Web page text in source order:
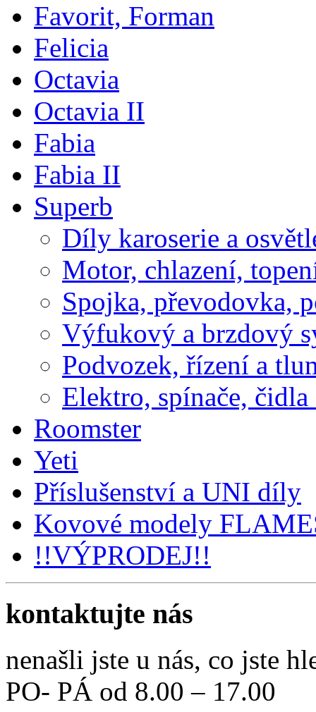
Favorit, Forman
Felicia
Octavia
Octavia II
Fabia
Fabia II
Superb
Díly karoserie a
Motor, chlazení,
Spojka, převodovka,
Výfukový a brzdový
Podvozek, řízení a
Elektro, spínače,
Roomster
Yeti
Příslušenství a UNI díly
Kovové modely
!!VÝPRODEJ!!
kontaktujte nás
nenašli jste u nás, co jste
PO- PÁ od 8.00 – 17.00